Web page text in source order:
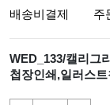
배송비결제 주
WED_133/캘리그
첩장인쇄,일러스